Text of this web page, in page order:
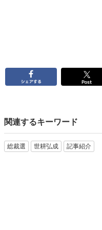
関連するキーワード
総裁選 世耕弘成 記事紹介